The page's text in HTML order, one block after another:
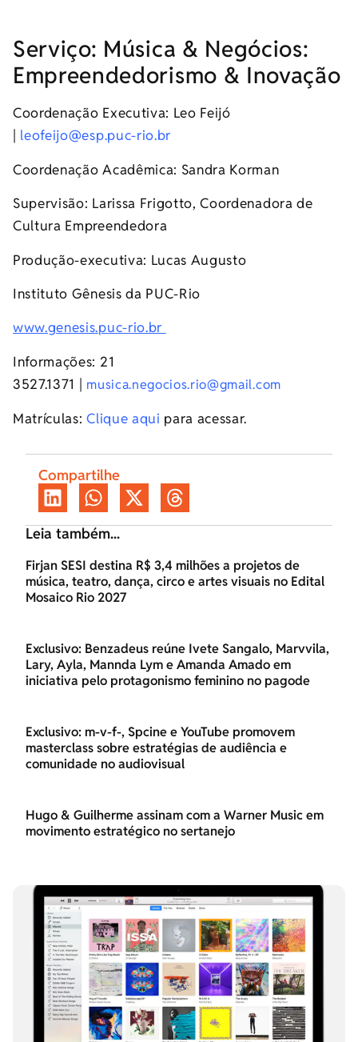
Serviço: Música & Negócios:
Empreendedorismo & Inovação
Coordenação Executiva: Leo Feijó
| leofeijo@esp.puc-rio.br
Coordenação Acadêmica: Sandra Korman
Supervisão: Larissa Frigotto, Coordenadora de
Cultura Empreendedora
Produção-executiva: Lucas Augusto
Instituto Gênesis da PUC-Rio
www.genesis.puc-rio.br
Informações: 21
3527.1371 | musica.negocios.rio@gmail.com
Matrículas:Clique aqui para acessar.
Compartilhe
Leia também...
Firjan SESI destina R$ 3,4 milhões a projetos de
música, teatro, dança, circo e artes visuais no Edital
Mosaico Rio 2027
Exclusivo: Benzadeus reúne Ivete Sangalo, Marvvila,
Lary, Ayla, Mannda Lym e Amanda Amado em
iniciativa pelo protagonismo feminino no pagode
Exclusivo: m-v-f-, Spcine e YouTube promovem
masterclass sobre estratégias de audiência e
comunidade no audiovisual
Hugo & Guilherme assinam com a Warner Music em
movimento estratégico no sertanejo